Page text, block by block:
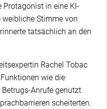
in eine KI-
Stimme von
tatsächlich an den
Rachel Tobac
wie die
Anrufe genutzt
scheiterten.